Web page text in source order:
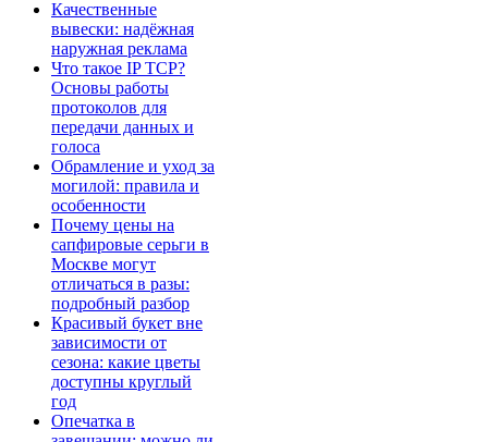
Качественные
вывески: надёжная
наружная реклама
Что такое IP TCP?
Основы работы
протоколов для
передачи данных и
голоса
Обрамление и уход за
могилой: правила и
особенности
Почему цены на
сапфировые серьги в
Москве могут
отличаться в разы:
подробный разбор
Красивый букет вне
зависимости от
сезона: какие цветы
доступны круглый
год
Опечатка в